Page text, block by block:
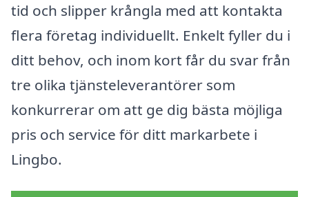
tid och slipper krångla med att kontakta
flera företag individuellt. Enkelt fyller du i
ditt behov, och inom kort får du svar från
tre olika tjänsteleverantörer som
konkurrerar om att ge dig bästa möjliga
pris och service för ditt markarbete i
Lingbo.